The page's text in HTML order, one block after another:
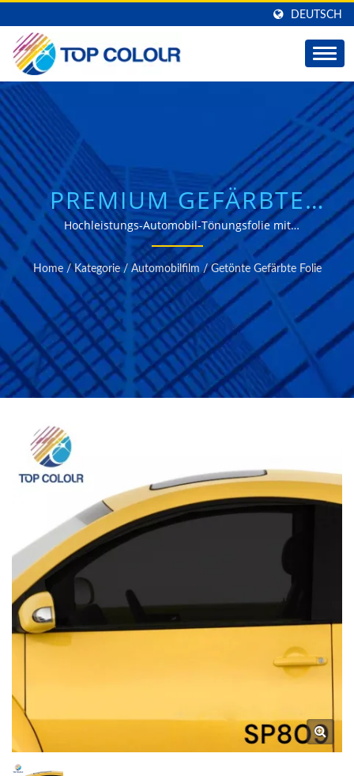
DEUTSCH
PREMIUM GEFÄRBTE
FENSTERFOLIE FÜR
PROFESSIONELLE
Hochleistungs-Automobil-Tönungsfolie mit
fortschrittlicher Sonnenkontrolltechnologie und
überlegener UV-Schutz.
Home / Kategorie / Automobilfilm / Getönte Gefärbte Folie